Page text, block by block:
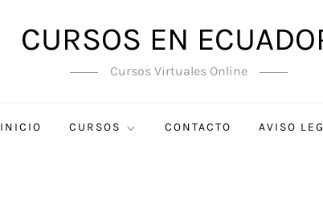
CURSOS EN
Cursos Virtuales Online
INICIO CURSOS CONTACTO AVISO